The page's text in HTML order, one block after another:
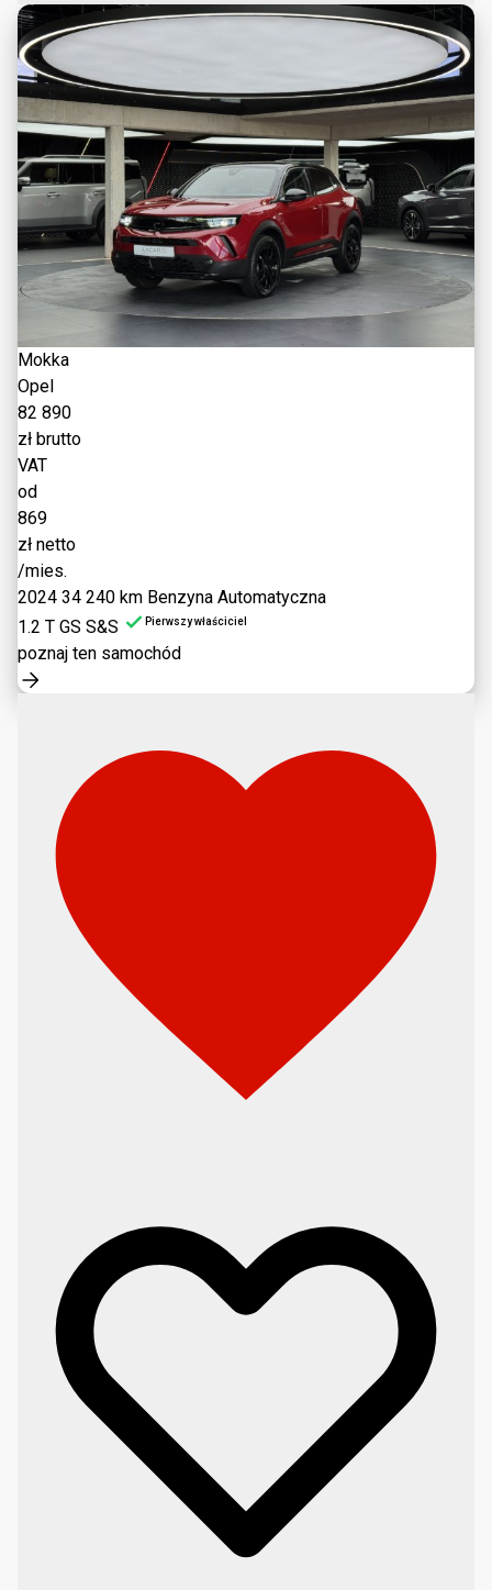
Mokka
Opel
82 890
zł brutto
VAT
od
869
zł netto
/mies.
2024 34 240 km Benzyna Automatyczna
1.2 T GS S&S
Pierwszy właściciel
poznaj ten samochód